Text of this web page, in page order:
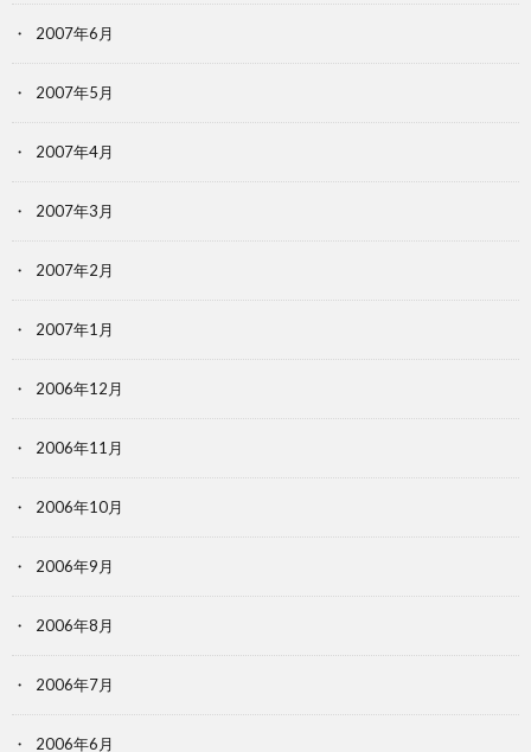
2007年6月
2007年5月
2007年4月
2007年3月
2007年2月
2007年1月
2006年12月
2006年11月
2006年10月
2006年9月
2006年8月
2006年7月
2006年6月